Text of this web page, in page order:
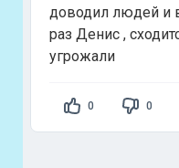
доводил людей и
раз Денис ,
угрожали
0 0